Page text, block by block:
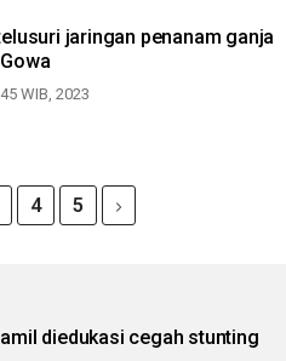
jaringan penanam ganja
WIB, 2023
4 5
diedukasi cegah stunting